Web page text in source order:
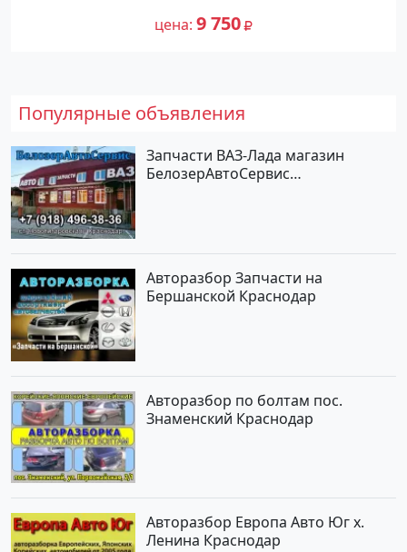
цена 9 750
Популярные объявления
Запчасти ВАЗ-Лада магазин
БелозерАвтоСервис
Авторазбор Запчасти на
Бершанской Краснодар
Авторазбор по болтам пос.
Знаменский Краснодар
Авторазбор Европа Авто Юг х.
Ленина Краснодар